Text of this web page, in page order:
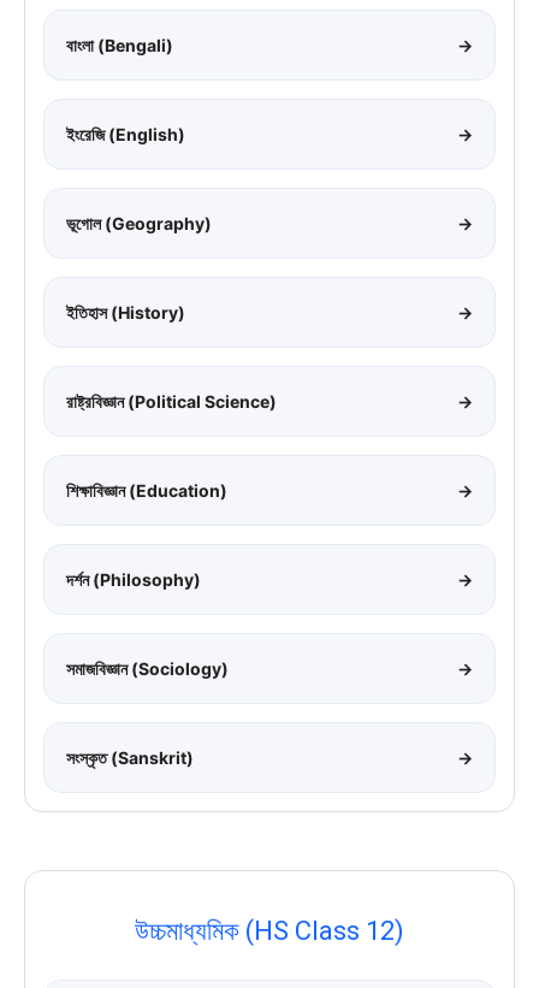
বাংলা (Bengali) →
ইংরেজি (English) →
ভূগোল (Geography) →
ইতিহাস (History) →
রাষ্ট্রবিজ্ঞান (Political Science) →
শিক্ষাবিজ্ঞান (Education) →
দর্শন (Philosophy) →
সমাজবিজ্ঞান (Sociology) →
সংস্কৃত (Sanskrit) →
উচ্চমাধ্যমিক (HS Class 12)